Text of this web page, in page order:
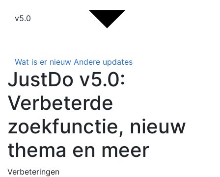
v5.0
Wat is er nieuw Andere updates
JustDo v5.0:
Verbeterde
zoekfunctie, nieuw
thema en meer
Verbeteringen